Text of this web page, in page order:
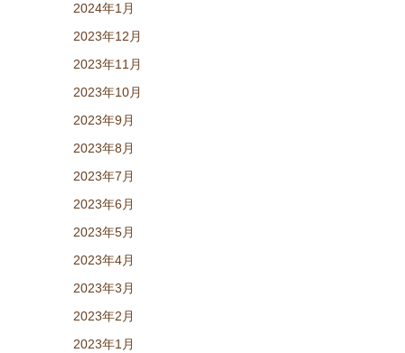
2024年1月
2023年12月
2023年11月
2023年10月
2023年9月
2023年8月
2023年7月
2023年6月
2023年5月
2023年4月
2023年3月
2023年2月
2023年1月